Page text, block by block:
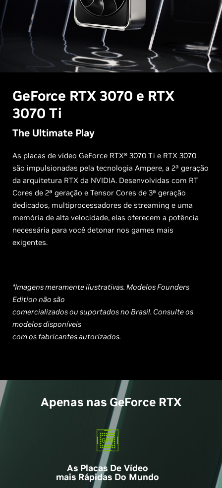
GeForce RTX 3070 e RTX
3070 Ti
The Ultimate Play
As placas de vídeo GeForce RTX® 3070 Ti e RTX 3070
são impulsionadas pela tecnologia Ampere, a 2ª geração
da arquitetura RTX da NVIDIA. Desenvolvidas com RT
Cores de 2ª geração e Tensor Cores de 3ª geração
dedicados, multiprocessadores de streaming e uma
memória de alta velocidade, elas oferecem a potência
necessária para você detonar nos games mais
exigentes.
*Imagens meramente ilustrativas. Modelos Founders
Edition não são
comercializados ou suportados no Brasil. Consulte os
modelos disponíveis
com os fabricantes autorizados.
Apenas nas GeForce RTX
As Placas De Vídeo
mais Rápidas Do Mundo